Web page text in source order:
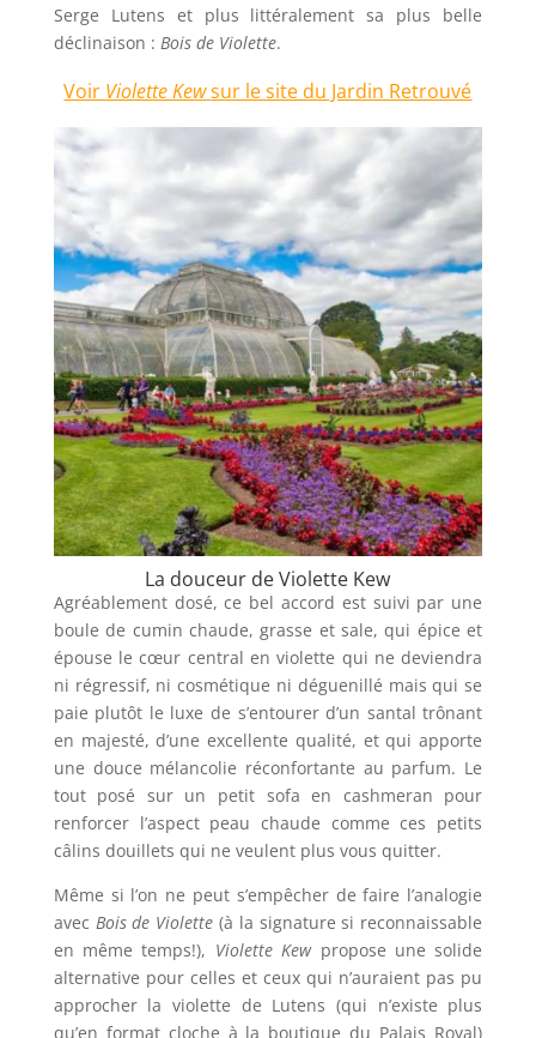
Serge Lutens et plus littéralement sa plus belle
déclinaison : Bois de Violette.
Voir Violette Kewsur le site du Jardin Retrouvé
La douceur de Violette Kew
Agréablement dosé, ce bel accord est suivi par une
boule de cumin chaude, grasse et sale, qui épice et
épouse le cœur central en violette qui ne deviendra
ni régressif, ni cosmétique ni déguenillé mais qui se
paie plutôt le luxe de s’entourer d’un santal trônant
en majesté, d’une excellente qualité, et qui apporte
une douce mélancolie réconfortante au parfum. Le
tout posé sur un petit sofa en cashmeran pour
renforcer l’aspect peau chaude comme ces petits
câlins douillets qui ne veulent plus vous quitter.
Même si l’on ne peut s’empêcher de faire l’analogie
avec Bois de Violette (à la signature si reconnaissable
en même temps!), Violette Kewpropose une solide
alternative pour celles et ceux qui n’auraient pas pu
approcher la violette de Lutens (qui n’existe plus
qu’en format cloche à la boutique du Palais Royal)